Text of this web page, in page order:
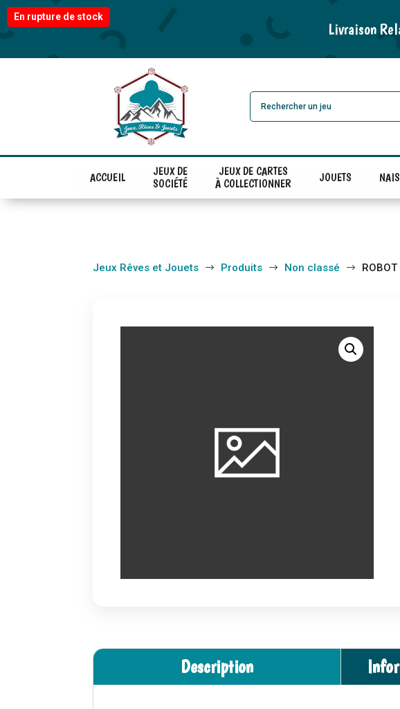
Livraison
ACCUEIL
JEUX DE
SOCIÉTÉ
JEUX DE CARTES
À COLLECTIONNER
JOUETS
En rupture de stock
Jeux Rêves et Jouets $ Produits $ Non classé $
Description